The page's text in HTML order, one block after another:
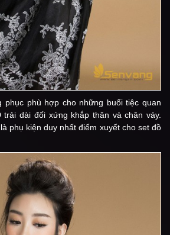
phục phù hợp cho những buổi tiệc quan
dài đối xứng khắp thân và chân váy.
phụ kiện duy nhất điểm xuyết cho set đồ